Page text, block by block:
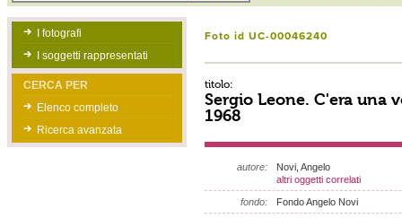
I fotografi
I soggetti rappresentati
CERCA PER
Elenco completo
Ricerca avanzata
Foto id UC-00046240
titolo:
Sergio Leone. C'era una
1968
autore:
Novi, Angelo
altri oggetti correlati
fondo: Fondo Angelo Novi